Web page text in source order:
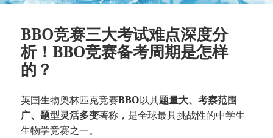
BBO竞赛三大考试难点深度分
析！BBO竞赛备考周期是怎样
的？
英国生物奥林匹克竞赛BBO以其题量大、考察范围
广、题型灵活多变著称，是全球最具挑战性的中学生
生物学竞赛之一。